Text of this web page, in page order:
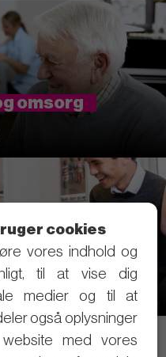
omsorg
sundt helbred
SMS først)
cookies
vores indhold og
til at vise dig
medier og til at
også oplysninger
med vores